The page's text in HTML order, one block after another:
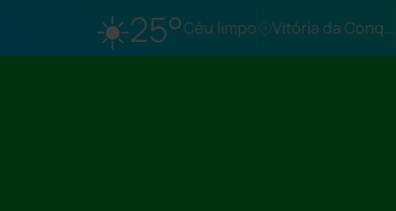
☀️25°Céu limpo Vitória da Conq…